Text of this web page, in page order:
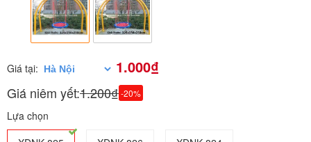
Giá tại: 1.000₫
Giá niêm yết:1.200₫-20%
Lựa chọn